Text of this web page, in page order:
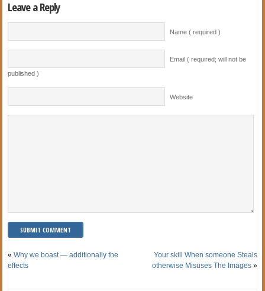
Leave a Reply
Name ( required )
Email ( required; will not be
published )
Website
«Why we boast — additionally the
effects
Your skill When someone Steals
otherwise Misuses The Images»